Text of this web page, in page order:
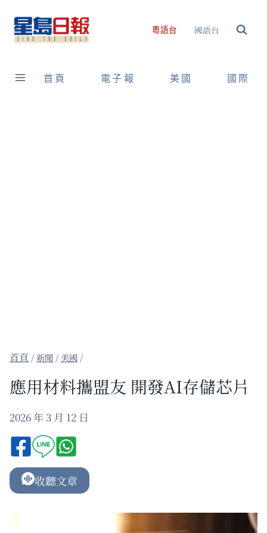
content
粵語台 國語台
首頁 電子報 美國 國際
/新聞 / 美國 /
應用材料攜盟友 開發AI存儲芯片
2026 年 3 月 12 日
收聽文章